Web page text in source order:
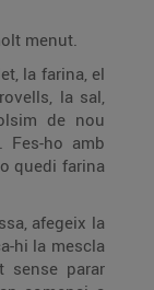
menut.
la farina, el
la sal,
de nou
Fes-ho amb
quedi farina
afegeix la
hi la mescla
sense parar